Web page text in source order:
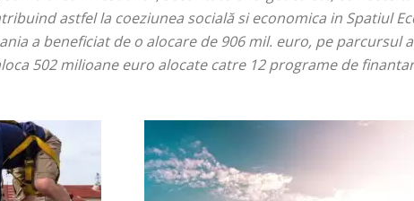
astfel la coeziunea socială si economica in Spatiul
a beneficiat de o alocare de 906 mil. euro, pe
502 milioane euro alocate catre 12 programe de